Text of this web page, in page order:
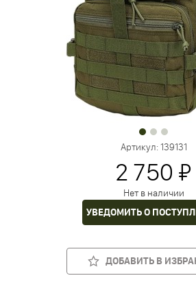
Артикул:139131
2 750 ₽
Нет в наличии
УВЕДОМИТЬ О
ДОБАВИТЬ В